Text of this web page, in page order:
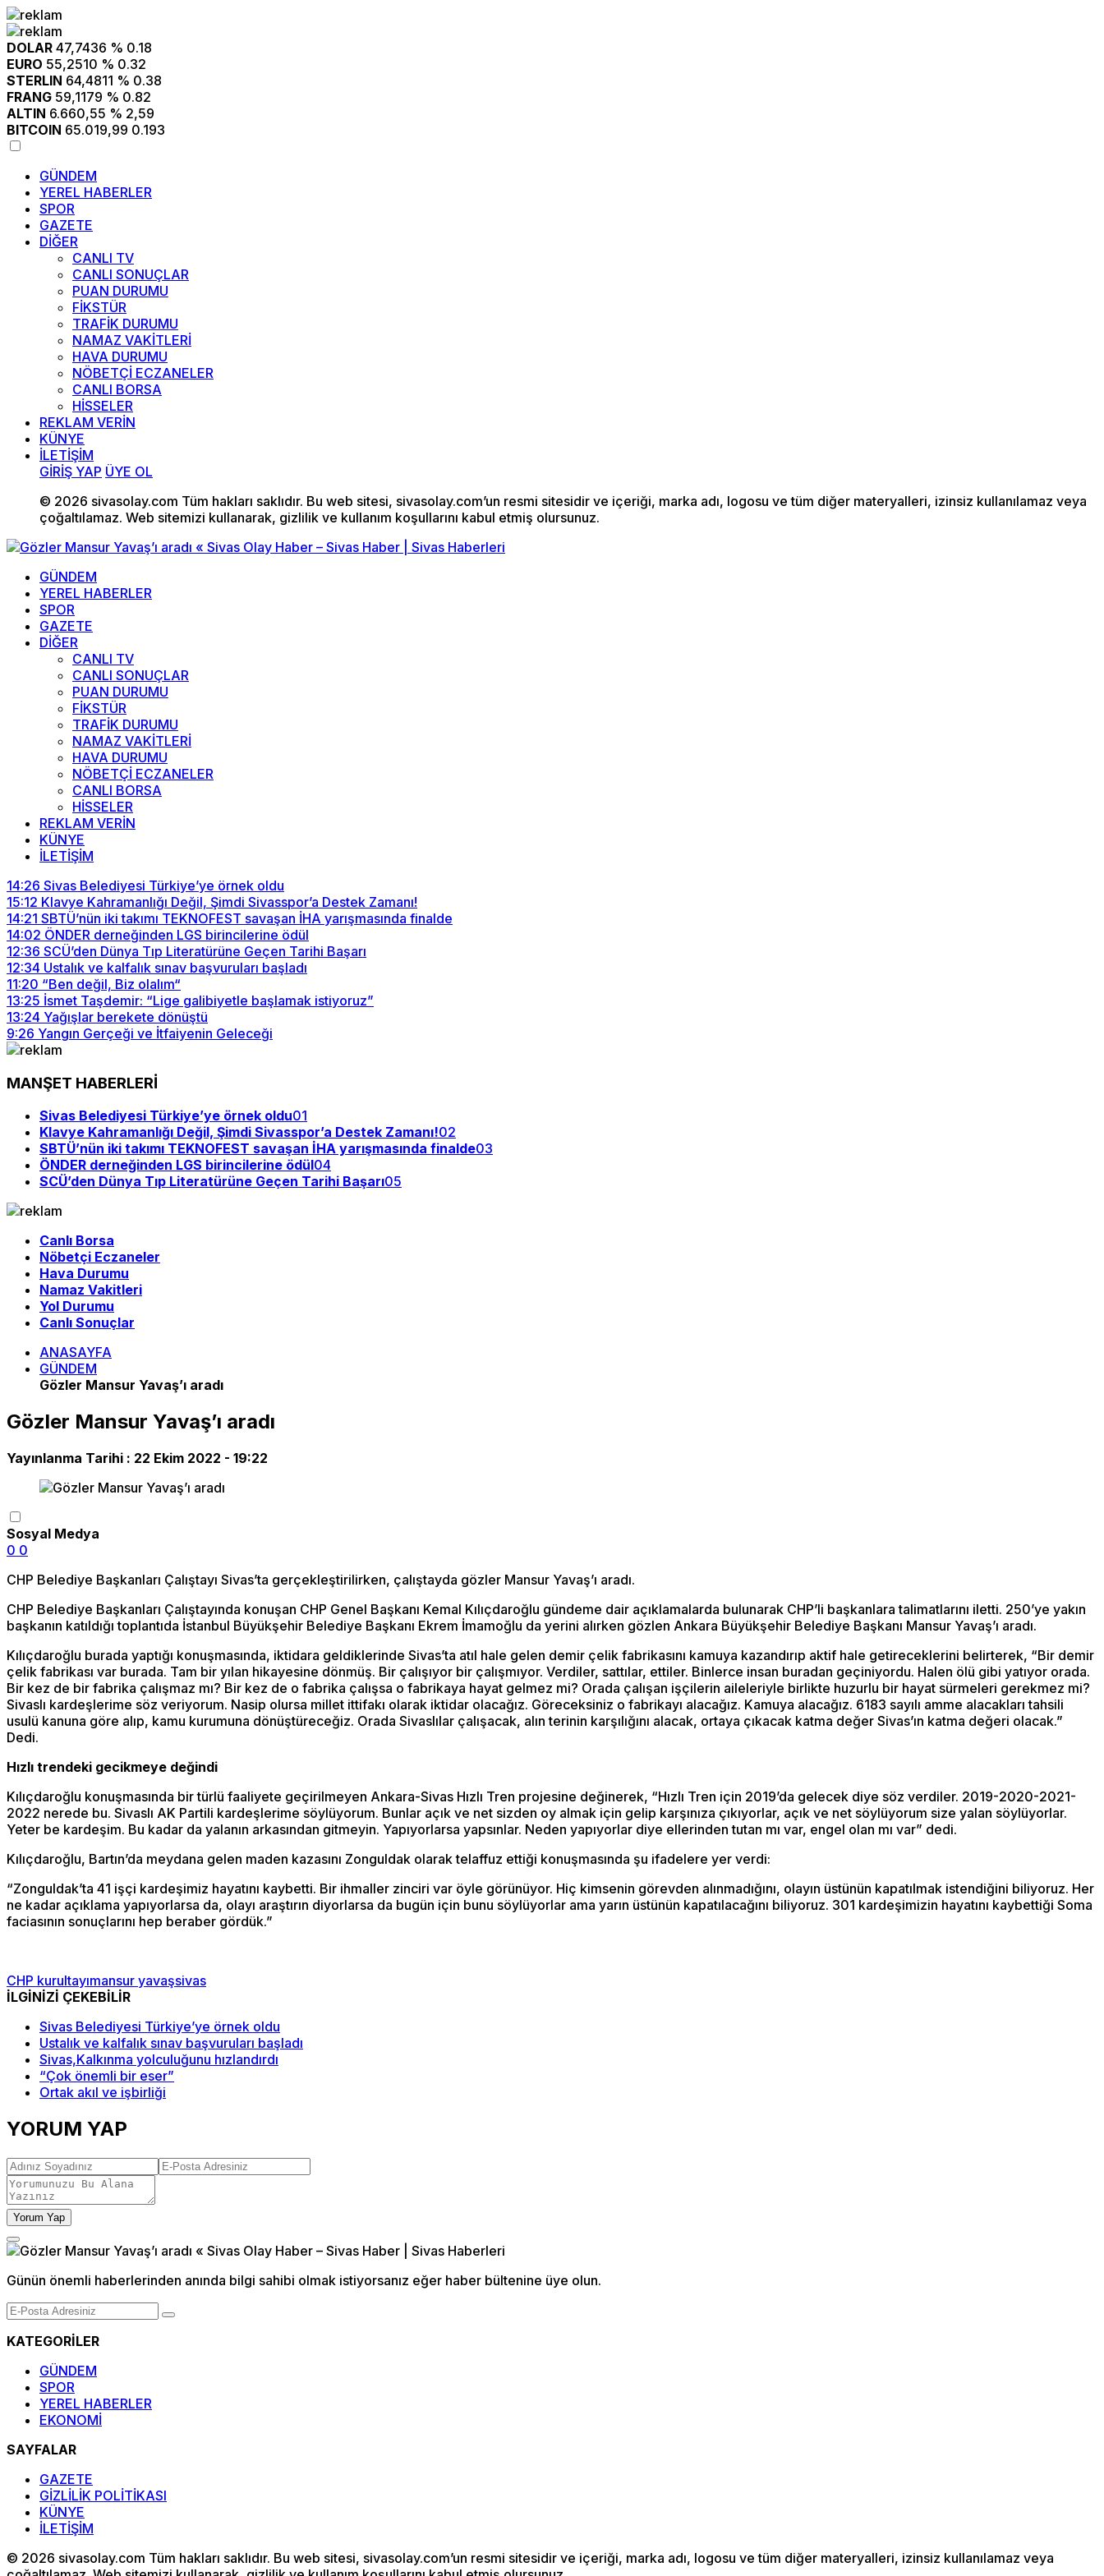
DOLAR 47,7436 % 0.18
EURO 55,2510 % 0.32
STERLIN 64,4811 % 0.38
FRANG 59,1179 % 0.82
ALTIN 6.660,55 % 2,59
BITCOIN 65.019,99 0.193
GÜNDEM
YEREL HABERLER
SPOR
GAZETE
DİĞER
CANLI TV
CANLI SONUÇLAR
PUAN DURUMU
FİKSTÜR
TRAFİK DURUMU
NAMAZ VAKİTLERİ
HAVA DURUMU
NÖBETÇİ ECZANELER
CANLI BORSA
HİSSELER
REKLAM VERİN
KÜNYE
İLETİŞİM
GİRİŞ YAP ÜYE OL
© 2026 sivasolay.com Tüm hakları saklıdır. Bu web sitesi, sivasolay.com’un resmi sitesidir ve içeriği, marka adı, logosu ve tüm diğer materyalleri, izinsiz kullanılamaz veya
çoğaltılamaz. Web sitemizi kullanarak, gizlilik ve kullanım koşullarını kabul etmiş olursunuz.
GÜNDEM
YEREL HABERLER
SPOR
GAZETE
DİĞER
CANLI TV
CANLI SONUÇLAR
PUAN DURUMU
FİKSTÜR
TRAFİK DURUMU
NAMAZ VAKİTLERİ
HAVA DURUMU
NÖBETÇİ ECZANELER
CANLI BORSA
HİSSELER
REKLAM VERİN
KÜNYE
İLETİŞİM
14:26 Sivas Belediyesi Türkiye’ye örnek oldu
15:12 Klavye Kahramanlığı Değil, Şimdi Sivasspor’a Destek Zamanı!
14:21 SBTÜ’nün iki takımı TEKNOFEST savaşan İHA yarışmasında finalde
14:02 ÖNDER derneğinden LGS birincilerine ödül
12:36 SCÜ’den Dünya Tıp Literatürüne Geçen Tarihi Başarı
12:34 Ustalık ve kalfalık sınav başvuruları başladı
11:20 “Ben değil, Biz olalım“
13:25 İsmet Taşdemir: “Lige galibiyetle başlamak istiyoruz”
13:24 Yağışlar berekete dönüştü
9:26 Yangın Gerçeği ve İtfaiyenin Geleceği
MANŞET HABERLERİ
Sivas Belediyesi Türkiye’ye örnek oldu01
Klavye Kahramanlığı Değil, Şimdi Sivasspor’a Destek Zamanı!02
SBTÜ’nün iki takımı TEKNOFEST savaşan İHA yarışmasında finalde03
ÖNDER derneğinden LGS birincilerine ödül04
SCÜ’den Dünya Tıp Literatürüne Geçen Tarihi Başarı05
Canlı Borsa
Nöbetçi Eczaneler
Hava Durumu
Namaz Vakitleri
Yol Durumu
Canlı Sonuçlar
ANASAYFA
GÜNDEM
Gözler Mansur Yavaş’ı aradı
Gözler Mansur Yavaş’ı aradı
Yayınlanma Tarihi : 22 Ekim 2022 - 19:22
Sosyal Medya
0 0
CHP Belediye Başkanları Çalıştayı Sivas’ta gerçekleştirilirken, çalıştayda gözler Mansur Yavaş’ı aradı.
CHP Belediye Başkanları Çalıştayında konuşan CHP Genel Başkanı Kemal Kılıçdaroğlu gündeme dair açıklamalarda bulunarak CHP’li başkanlara talimatlarını iletti. 250’ye yakın
başkanın katıldığı toplantıda İstanbul Büyükşehir Belediye Başkanı Ekrem İmamoğlu da yerini alırken gözlen Ankara Büyükşehir Belediye Başkanı Mansur Yavaş’ı aradı.
Kılıçdaroğlu burada yaptığı konuşmasında, iktidara geldiklerinde Sivas’ta atıl hale gelen demir çelik fabrikasını kamuya kazandırıp aktif hale getireceklerini belirterek, “Bir demir
çelik fabrikası var burada. Tam bir yılan hikayesine dönmüş. Bir çalışıyor bir çalışmıyor. Verdiler, sattılar, ettiler. Binlerce insan buradan geçiniyordu. Halen ölü gibi yatıyor orada.
Bir kez de bir fabrika çalışmaz mı? Bir kez de o fabrika çalışsa o fabrikaya hayat gelmez mi? Orada çalışan işçilerin aileleriyle birlikte huzurlu bir hayat sürmeleri gerekmez mi?
Sivaslı kardeşlerime söz veriyorum. Nasip olursa millet ittifakı olarak iktidar olacağız. Göreceksiniz o fabrikayı alacağız. Kamuya alacağız. 6183 sayılı amme alacakları tahsili
usulü kanuna göre alıp, kamu kurumuna dönüştüreceğiz. Orada Sivaslılar çalışacak, alın terinin karşılığını alacak, ortaya çıkacak katma değer Sivas’ın katma değeri olacak.”
Dedi.
Hızlı trendeki gecikmeye değindi
Kılıçdaroğlu konuşmasında bir türlü faaliyete geçirilmeyen Ankara-Sivas Hızlı Tren projesine değinerek, “Hızlı Tren için 2019’da gelecek diye söz verdiler. 2019-2020-2021-
2022 nerede bu. Sivaslı AK Partili kardeşlerime söylüyorum. Bunlar açık ve net sizden oy almak için gelip karşınıza çıkıyorlar, açık ve net söylüyorum size yalan söylüyorlar.
Yeter be kardeşim. Bu kadar da yalanın arkasından gitmeyin. Yapıyorlarsa yapsınlar. Neden yapıyorlar diye ellerinden tutan mı var, engel olan mı var” dedi.
Kılıçdaroğlu, Bartın’da meydana gelen maden kazasını Zonguldak olarak telaffuz ettiği konuşmasında şu ifadelere yer verdi:
“Zonguldak’ta 41 işçi kardeşimiz hayatını kaybetti. Bir ihmaller zinciri var öyle görünüyor. Hiç kimsenin görevden alınmadığını, olayın üstünün kapatılmak istendiğini biliyoruz. Her
ne kadar açıklama yapıyorlarsa da, olayı araştırın diyorlarsa da bugün için bunu söylüyorlar ama yarın üstünün kapatılacağını biliyoruz. 301 kardeşimizin hayatını kaybettiği Soma
faciasının sonuçlarını hep beraber gördük.”
CHP kurultayımansur yavaşsivas
İLGİNİZİ ÇEKEBİLİR
Sivas Belediyesi Türkiye’ye örnek oldu
Ustalık ve kalfalık sınav başvuruları başladı
Sivas,Kalkınma yolculuğunu hızlandırdı
“Çok önemli bir eser”
Ortak akıl ve işbirliği
YORUM YAP
Yorum Yap
Günün önemli haberlerinden anında bilgi sahibi olmak istiyorsanız eğer haber bültenine üye olun.
KATEGORİLER
GÜNDEM
SPOR
YEREL HABERLER
EKONOMİ
SAYFALAR
GAZETE
GİZLİLİK POLİTİKASI
KÜNYE
İLETİŞİM
© 2026 sivasolay.com Tüm hakları saklıdır. Bu web sitesi, sivasolay.com’un resmi sitesidir ve içeriği, marka adı, logosu ve tüm diğer materyalleri, izinsiz kullanılamaz veya